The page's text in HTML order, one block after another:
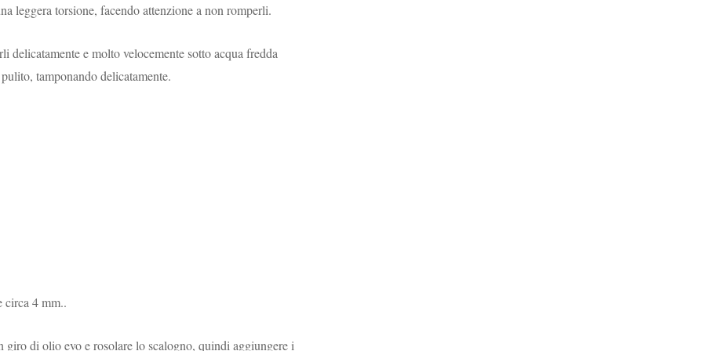
leggera torsione, facendo attenzione a non romperli.
delicatamente e molto velocemente sotto acqua fredda
tamponando delicatamente.
circa 4 mm..
giro di olio evo e rosolare lo scalogno, quindi aggiungere i